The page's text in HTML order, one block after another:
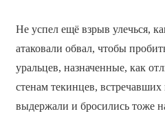
Не успел ещё взрыв улечься,
атаковали обвал, чтобы
уральцев, назначенные, как
стенам текинцев,
выдержали и бросились тоже